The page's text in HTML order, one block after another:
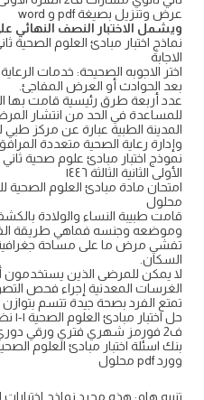
عرض وتنزيل بصيغة pdf و word
ويشمل الاختبار النصف النهائي
نماذج اختبار مبادئ العلوم الصحية
الاجابة
اختر الاجوبه الصحيحة: خدمات
بعد الحوادث أو العرض المفاجئ.
عدد أربعة طرق رئيسية قامت بها
للمساعدة في الحد من انتشار المرض
المدينة الطبية عبارة عن مركز طبي
وإدارة رعاية الصحية متعددة
نموذج اختبار مبادئ علوم صحية
الأولى الثانية الثالثة ١٤٤٦
امتحان مادة مبادئ العلوم الصحية
محلول
قامت طبيبة النساء والولادة
وموضعه وجنسه فماهي طريقة
تفشي مرض ما على مساحة
السكان.
لا يمكن للمرضى الذين يستخدمون
الغرسات المعدنية إجراء فحص
تمتع الفرد بصحة جيدة تتسم بتوازن
حل
ف2 فورمز شهري فتري ورقي دوري الكتروني تجريبي تحريري 2025
بنك اسئلة اختبار مبادئ العلوم
وورد pdf محلول
تنبيه هام: هذه مجرد نماذج اختبارات